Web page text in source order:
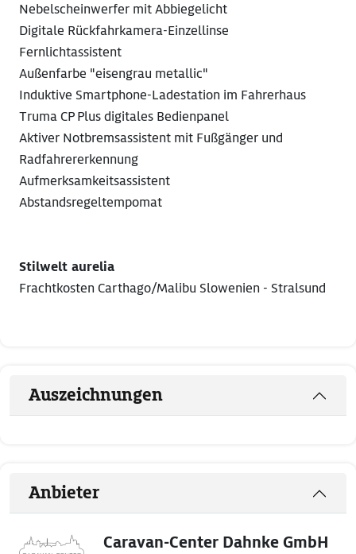
Nebelscheinwerfer mit Abbiegelicht
Digitale Rückfahrkamera-Einzellinse
Fernlichtassistent
Außenfarbe "eisengrau metallic"
Induktive Smartphone-Ladestation im Fahrerhaus
Truma CP Plus digitales Bedienpanel
Aktiver Notbremsassistent mit Fußgänger und
Radfahrererkennung
Aufmerksamkeitsassistent
Abstandsregeltempomat
Stilwelt aurelia
Frachtkosten Carthago/Malibu Slowenien - Stralsund
Auszeichnungen
Anbieter
Caravan-Center Dahnke GmbH